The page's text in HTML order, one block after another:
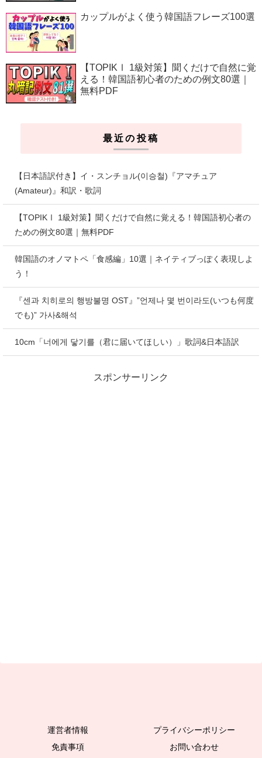
カップルがよく使う韓国語フレーズ100選
【TOPIKⅠ 1級対策】聞くだけで自然に覚
える！韓国語初心者のための例文80選｜
無料PDF
最近の投稿
【日本語訳付き】イ・スンチョル(이승철)『アマチュア
(Amateur)』和訳・歌詞
【TOPIKⅠ 1級対策】聞くだけで自然に覚える！韓国語初心者の
ための例文80選｜無料PDF
韓国語のオノマトペ「食感編」10選｜ネイティブっぽく表現しよ
う！
『센과 치히로의 행방불명 OST』”언제나 몇 번이라도(いつも何度
でも)” 가사&해석
10cm「너에게 닿기를（君に届いてほしい）」歌詞&日本語訳
スポンサーリンク
運営者情報
プライバシーポリシー
免責事項
お問い合わせ